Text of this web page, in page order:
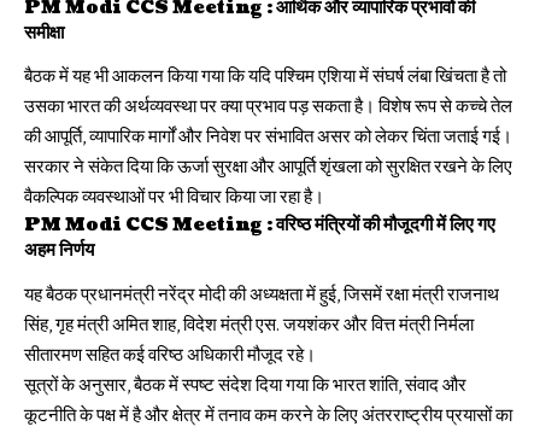
PM Modi CCS Meeting :आर्थिक और व्यापारिक प्रभावों की
समीक्षा
बैठक में यह भी आकलन किया गया कि यदि पश्चिम एशिया में संघर्ष लंबा खिंचता है तो
उसका भारत की अर्थव्यवस्था पर क्या प्रभाव पड़ सकता है। विशेष रूप से कच्चे तेल
की आपूर्ति, व्यापारिक मार्गों और निवेश पर संभावित असर को लेकर चिंता जताई गई।
सरकार ने संकेत दिया कि ऊर्जा सुरक्षा और आपूर्ति शृंखला को सुरक्षित रखने के लिए
वैकल्पिक व्यवस्थाओं पर भी विचार किया जा रहा है।
PM Modi CCS Meeting :वरिष्ठ मंत्रियों की मौजूदगी में लिए गए
अहम निर्णय
यह बैठक प्रधानमंत्री नरेंद्र मोदी की अध्यक्षता में हुई, जिसमें रक्षा मंत्री राजनाथ
सिंह, गृह मंत्री अमित शाह, विदेश मंत्री एस. जयशंकर और वित्त मंत्री निर्मला
सीतारमण सहित कई वरिष्ठ अधिकारी मौजूद रहे।
सूत्रों के अनुसार, बैठक में स्पष्ट संदेश दिया गया कि भारत शांति, संवाद और
कूटनीति के पक्ष में है और क्षेत्र में तनाव कम करने के लिए अंतरराष्ट्रीय प्रयासों का